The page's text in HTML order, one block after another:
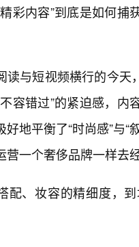
彩内容”到底是如何
读与短视频横行的今天
容错过”的紧迫感，
好地平衡了“时尚感”与
营一个奢侈品牌一样去
配、妆容的精细度，